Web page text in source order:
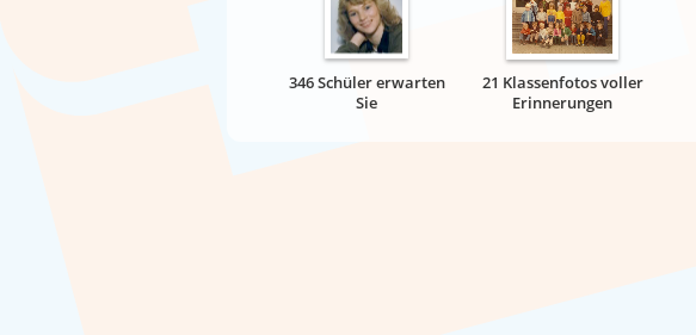
346 Schüler erwarten
Sie
21 Klassenfotos voller
Erinnerungen